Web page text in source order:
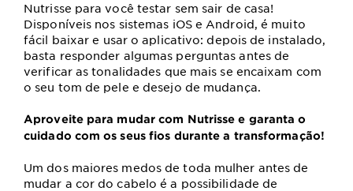
Nutrisse para você testar sem sair de casa!
Disponíveis nos sistemas iOS e Android, é muito
fácil baixar e usar o aplicativo: depois de instalado,
basta responder algumas perguntas antes de
verificar as tonalidades que mais se encaixam com
o seu tom de pele e desejo de mudança.
Aproveite para mudar com Nutrisse e garanta o
cuidado com os seus fios durante a transformação!
Um dos maiores medos de toda mulher antes de
mudar a cor do cabelo é a possibilidade de